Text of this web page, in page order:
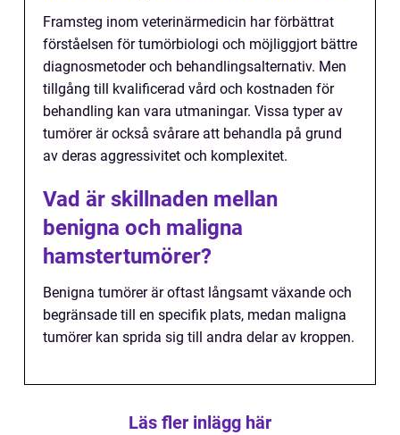
Framsteg inom veterinärmedicin har förbättrat
förståelsen för tumörbiologi och möjliggjort bättre
diagnosmetoder och behandlingsalternativ. Men
tillgång till kvalificerad vård och kostnaden för
behandling kan vara utmaningar. Vissa typer av
tumörer är också svårare att behandla på grund
av deras aggressivitet och komplexitet.
Vad är skillnaden mellan
benigna och maligna
hamstertumörer?
Benigna tumörer är oftast långsamt växande och
begränsade till en specifik plats, medan maligna
tumörer kan sprida sig till andra delar av kroppen.
Läs fler inlägg här